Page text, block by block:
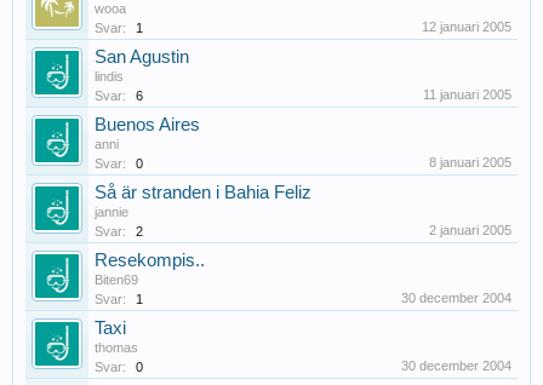
wooa
Svar:
1 12 januari 2005
San Agustin
lindis
Svar:
6 11 januari 2005
Buenos Aires
anni
Svar:
0 8 januari 2005
Så är stranden i Bahia Feliz
jannie
Svar:
2 2 januari 2005
Resekompis..
Biten69
Svar:
1 30 december 2004
Taxi
thomas
Svar:
0 30 december 2004